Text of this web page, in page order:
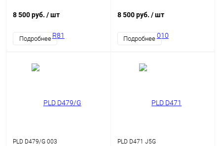
8 500 руб. / шт
Подробнее
8 500 руб. / шт
Подробнее
PLD D479/G 003 PLD D471 J5G